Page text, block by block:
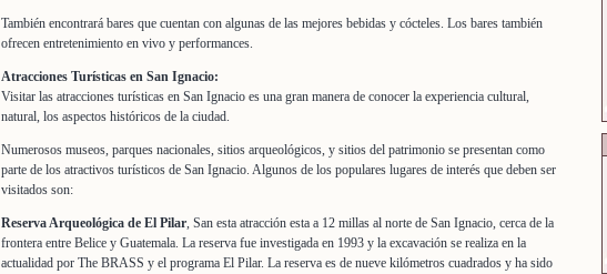
También encontrará bares que cuentan con algunas de las mejores bebidas y cócteles. Los bares también
ofrecen entretenimiento en vivo y performances.
Atracciones Turísticas en San Ignacio:
Visitar las atracciones turísticas en San Ignacio es una gran manera de conocer la experiencia cultural,
natural, los aspectos históricos de la ciudad.
Numerosos museos, parques nacionales, sitios arqueológicos, y sitios del patrimonio se presentan como
parte de los atractivos turísticos de San Ignacio. Algunos de los populares lugares de interés que deben ser
visitados son:
Reserva Arqueológica de El Pilar, San esta atracción esta a 12 millas al norte de San Ignacio, cerca de la
frontera entre Belice y Guatemala. La reserva fue investigada en 1993 y la excavación se realiza en la
actualidad por The BRASS y el programa El Pilar. La reserva es de nueve kilómetros cuadrados y ha sido